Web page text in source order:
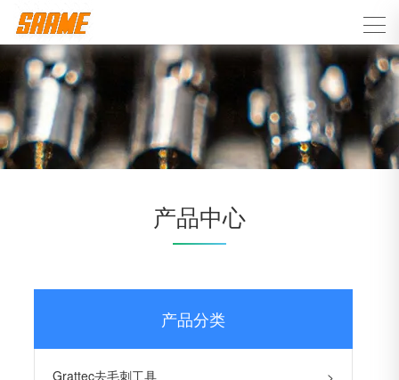
产品中心
产品分类
Grattec去毛刺工具 >